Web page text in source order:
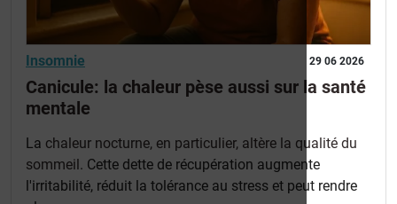
29 06 2026
Insomnie
Canicule: la chaleur pèse aussi sur la santé
mentale
La chaleur nocturne, en particulier, altère la qualité du
sommeil. Cette dette de récupération augmente
l'irritabilité, réduit la tolérance au stress et peut rendre